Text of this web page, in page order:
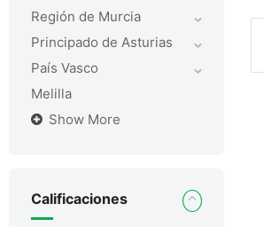
Región de Murcia
Principado de Asturias
País Vasco
Melilla
Show More
Calificaciones